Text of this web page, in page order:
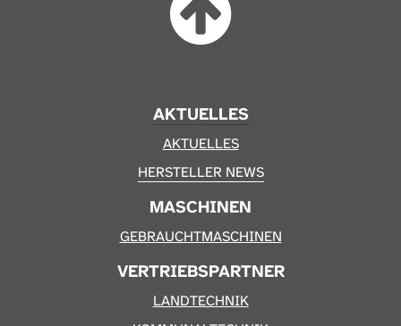
AKTUELLES
AKTUELLES
HERSTELLER NEWS
MASCHINEN
GEBRAUCHTMASCHINEN
VERTRIEBSPARTNER
LANDTECHNIK